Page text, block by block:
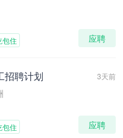
应聘
包住
3天前
招聘计划
应聘
包住